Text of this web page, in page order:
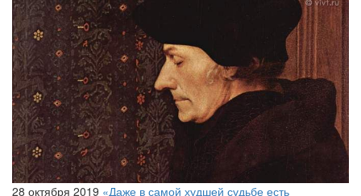
28 октября 2019 «Даже в самой худшей судьбе есть